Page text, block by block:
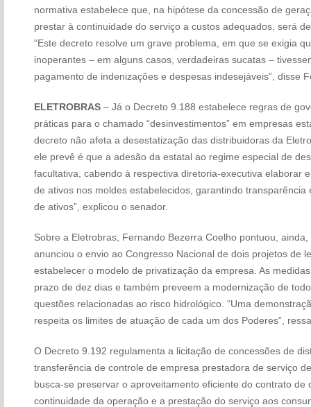
normativa estabelece que, na hipótese da concessão de
prestar à continuidade do serviço a custos adequados, será
“Este decreto resolve um grave problema, em que se exigia
inoperantes – em alguns casos, verdadeiras sucatas –
pagamento de indenizações e despesas indesejáveis”, disse
ELETROBRAS– Já o Decreto 9.188 estabelece regras de
práticas para o chamado “desinvestimentos” em empresas
decreto não afeta a desestatização das distribuidoras da
ele prevê é que a adesão da estatal ao regime especial de
facultativa, cabendo à respectiva diretoria-executiva elaborar
de ativos nos moldes estabelecidos, garantindo
de ativos”, explicou o senador.
Sobre a Eletrobras, Fernando Bezerra Coelho pontuou,
anunciou o envio ao Congresso Nacional de dois projetos de
estabelecer o modelo de privatização da empresa. As
prazo de dez dias e também preveem a modernização de
questões relacionadas ao risco hidrológico. “Uma
respeita os limites de atuação de cada um dos Poderes”,
O Decreto 9.192 regulamenta a licitação de concessões de
transferência de controle de empresa prestadora de serviço
busca-se preservar o aproveitamento eficiente do contrato de
continuidade da operação e a prestação do serviço aos